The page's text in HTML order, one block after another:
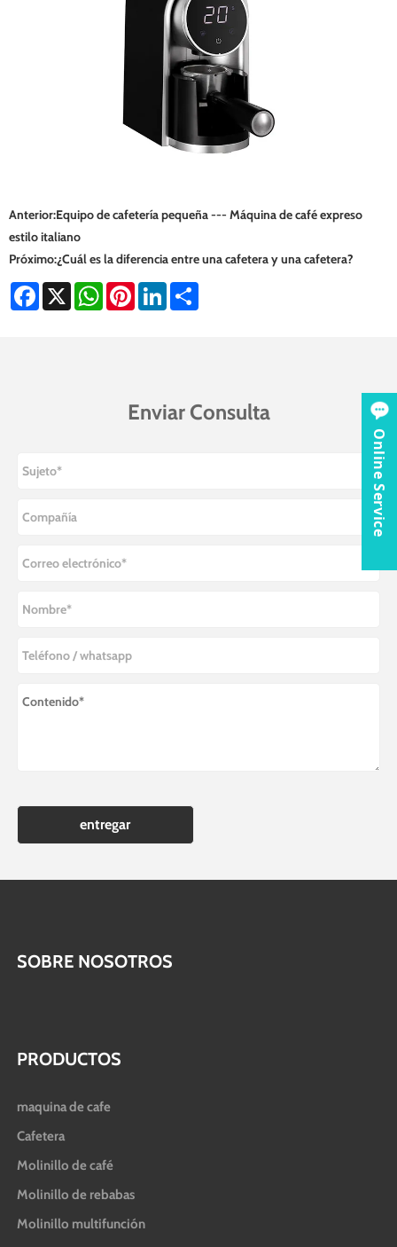
Anterior:Equipo de cafetería pequeña --- Máquina de café expreso
estilo italiano
Próximo:¿Cuál es la diferencia entre una cafetera y una cafetera?
Facebook
X WhatsAppPinterestLinkedIn
Enviar Consulta
entregar
SOBRE NOSOTROS
PRODUCTOS
maquina de cafe
Cafetera
Molinillo de café
Molinillo de rebabas
Molinillo multifunción
Online Service